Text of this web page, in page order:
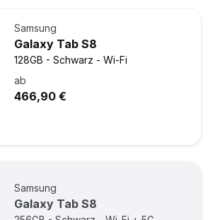
Samsung
Galaxy Tab S8
128GB - Schwarz - Wi-Fi
ab
466,90 €
Samsung
Galaxy Tab S8